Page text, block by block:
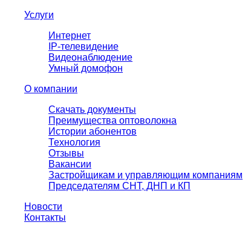
Услуги
Интернет
IP-телевидение
Видеонаблюдение
Умный домофон
О компании
Скачать документы
Преимущества оптоволокна
Истории абонентов
Технология
Отзывы
Вакансии
Застройщикам и управляющим компаниям
Председателям СНТ, ДНП и КП
Новости
Контакты